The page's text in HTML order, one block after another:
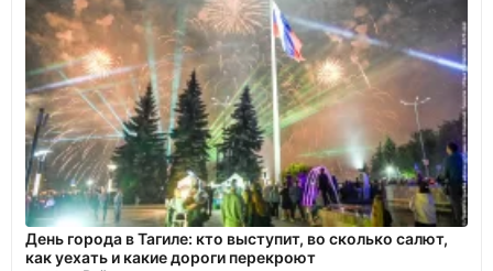
День города в Тагиле: кто выступит, во сколько салют,
как уехать и какие дороги перекроют